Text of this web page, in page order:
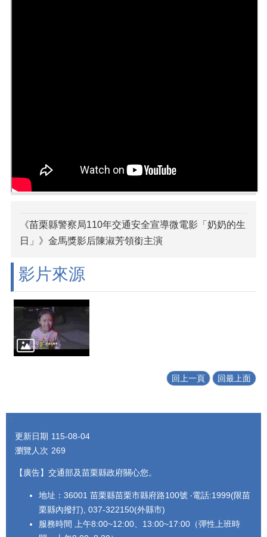
《苗栗縣警察局110年交通安全宣導微電影「奶奶的生
日」》金馬獎影后陳淑芳領銜主演
影片來源
回上一頁 回最上面
:::
更新日期 115-08-04
瀏覽人次 269
【廣告】交通部及苗栗縣政府關心您。
地址：36001 苗栗縣苗栗市縣府路100號 ‧電話:1999(限苗
栗縣內撥打), 037-322150(外縣市)
服務時間 上午8:00~12:00、13:00~17:00（彈性上班時